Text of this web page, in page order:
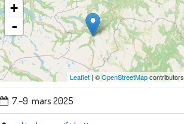
+
-
Leaflet| ©OpenStreetMapcontributors
7.–9. mars 2025